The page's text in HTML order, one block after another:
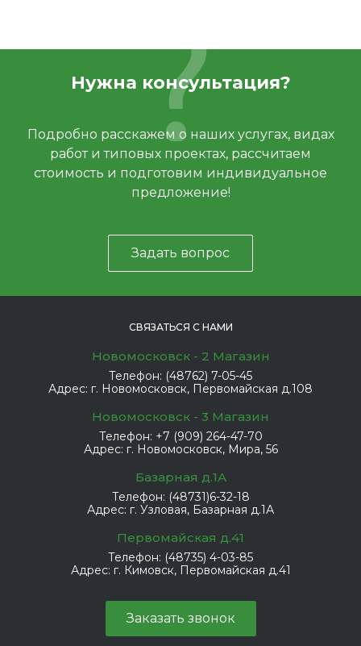
Нужна консультация?
Подробно расскажем о наших услугах, видах
работ и типовых проектах, рассчитаем
стоимость и подготовим индивидуальное
предложение!
Задать вопрос
СВЯЗАТЬСЯ С НАМИ
Новомосковск - 2 Магазин
Телефон: (48762) 7-05-45
Адрес: г. Новомосковск, Первомайская д.108
Новомосковск - 3 Магазин
Телефон: +7 (909) 264-47-70
Адрес: г. Новомосковск, Мира, 56
Базарная д.1А
Телефон: (48731)6-32-18
Адрес: г. Узловая, Базарная д.1А
Первомайская д.41
Телефон: (48735) 4-03-85
Адрес: г. Кимовск, Первомайская д.41
Заказать звонок